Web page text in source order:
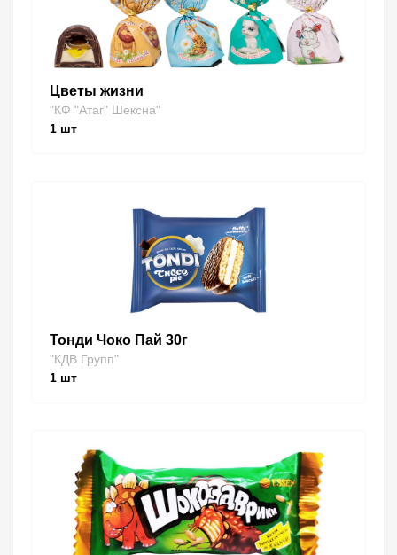
Цветы жизни
"КФ "Атаг" Шексна"
1 шт
Тонди Чоко Пай 30г
"КДВ Групп"
1 шт